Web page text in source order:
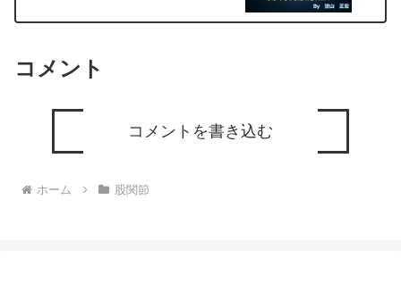
コメント
コメントを書き込む
ホーム 股関節